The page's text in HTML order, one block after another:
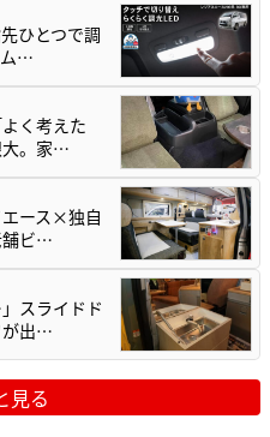
ひとつで調
ム…
く考えた
大。家…
ース×独自
舗ビ…
スライドド
が出…
見る